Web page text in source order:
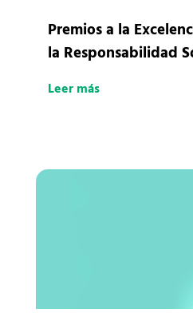
Premios a la
la Responsabilidad
Leer más